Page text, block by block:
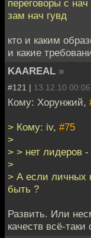
переговоры с
зам нач гувд
кто и каким
и какие
KAAREAL »
#121 | 13.12.10 00:06
Кому: Хорунжий,
> Кому: iv, #75
>
> > нет лидеров -
>
> А если личных
быть ?
Развить. Или
качеств всё-таки